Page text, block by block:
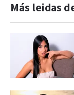
Más leidas